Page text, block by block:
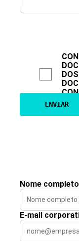
Nome completo
E-mail